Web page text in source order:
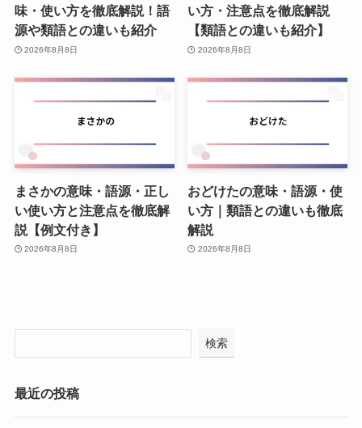
味・使い方を徹底解説！語
源や類語との違いも紹介
2026年8月8日
い方・注意点を徹底解説
【類語との違いも紹介】
2026年8月8日
まさかの意味・語源・正し
い使い方と注意点を徹底解
説【例文付き】
2026年8月8日
おどけたの意味・語源・使
い方｜類語との違いも徹底
解説
2026年8月8日
検索
最近の投稿